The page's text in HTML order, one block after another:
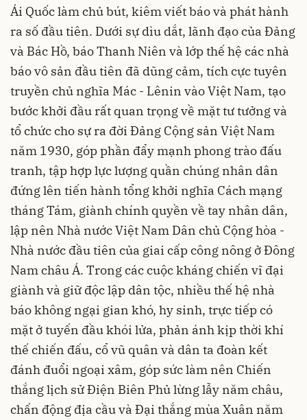
Ái Quốc làm chủ bút, kiêm viết báo và phát hành
ra số đầu tiên. Dưới sự dìu dắt, lãnh đạo của Đảng
và Bác Hồ, báo Thanh Niên và lớp thế hệ các nhà
báo vô sản đầu tiên đã dũng cảm, tích cực tuyên
truyền chủ nghĩa Mác - Lênin vào Việt Nam, tạo
bước khởi đầu rất quan trọng về mặt tư tưởng và
tổ chức cho sự ra đời Đảng Cộng sản Việt Nam
năm 1930, góp phần đẩy mạnh phong trào đấu
tranh, tập hợp lực lượng quần chúng nhân dân
đứng lên tiến hành tổng khởi nghĩa Cách mạng
tháng Tám, giành chính quyền về tay nhân dân,
lập nên Nhà nước Việt Nam Dân chủ Cộng hòa -
Nhà nước đầu tiên của giai cấp công nông ở Đông
Nam châu Á. Trong các cuộc kháng chiến vĩ đại
giành và giữ độc lập dân tộc, nhiều thế hệ nhà
báo không ngại gian khó, hy sinh, trực tiếp có
mặt ở tuyến đầu khói lửa, phản ánh kịp thời khí
thế chiến đấu, cổ vũ quân và dân ta đoàn kết
đánh đuổi ngoại xâm, góp sức làm nên Chiến
thắng lịch sử Điện Biên Phủ lừng lẫy năm châu,
chấn động địa cầu và Đại thắng mùa Xuân năm